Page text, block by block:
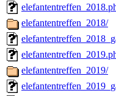
elefantentreffen_2018/
elefantentreffen_2019/